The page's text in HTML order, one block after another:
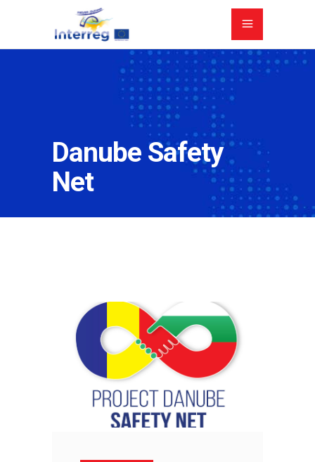
Danube Safety
Net